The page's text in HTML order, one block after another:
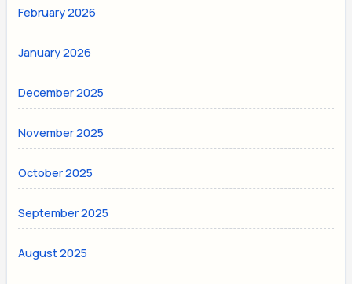
February 2026
January 2026
December 2025
November 2025
October 2025
September 2025
August 2025